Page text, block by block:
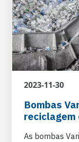
2023-11-30
Bombas
reciclagem
As bombas